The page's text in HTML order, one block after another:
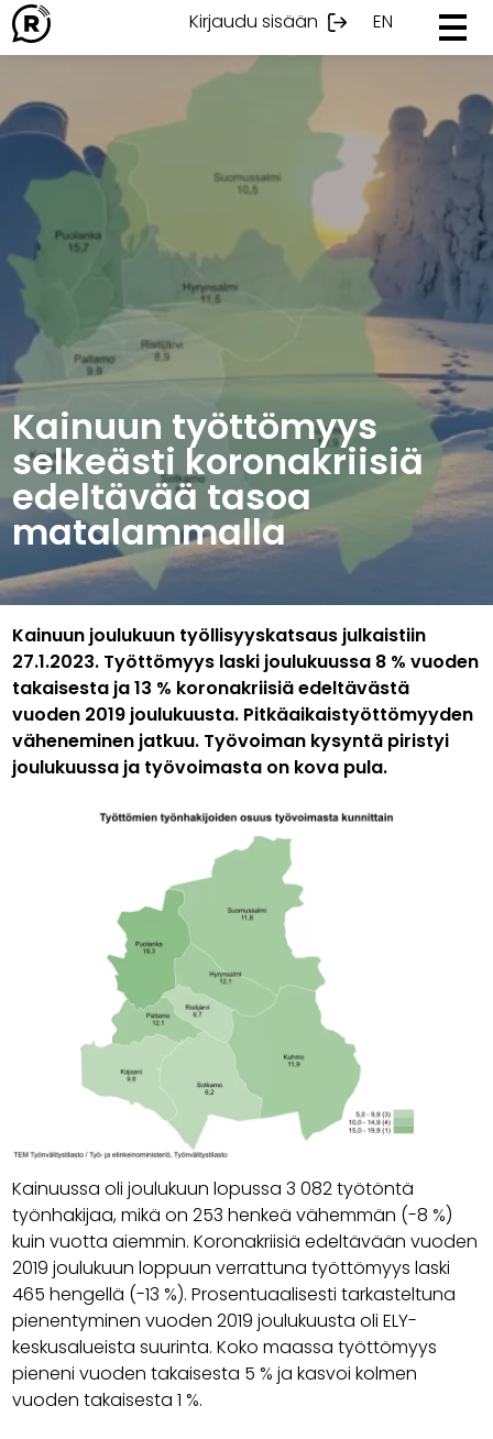
Ohita
sisältöön
Kirjaudu sisään EN
Kainuun työttömyys
selkeästi koronakriisiä
edeltävää tasoa
matalammalla
Kainuun joulukuun työllisyyskatsaus julkaistiin
27.1.2023. Työttömyys laski joulukuussa 8 % vuoden
takaisesta ja 13 % koronakriisiä edeltävästä
vuoden 2019 joulukuusta. Pitkäaikaistyöttömyyden
väheneminen jatkuu. Työvoiman kysyntä piristyi
joulukuussa ja työvoimasta on kova pula.
Kainuussa oli joulukuun lopussa 3 082 työtöntä
työnhakijaa, mikä on 253 henkeä vähemmän (-8 %)
kuin vuotta aiemmin. Koronakriisiä edeltävään vuoden
2019 joulukuun loppuun verrattuna työttömyys laski
465 hengellä (-13 %). Prosentuaalisesti tarkasteltuna
pienentyminen vuoden 2019 joulukuusta oli ELY-
keskusalueista suurinta. Koko maassa työttömyys
pieneni vuoden takaisesta 5 % ja kasvoi kolmen
vuoden takaisesta 1 %.